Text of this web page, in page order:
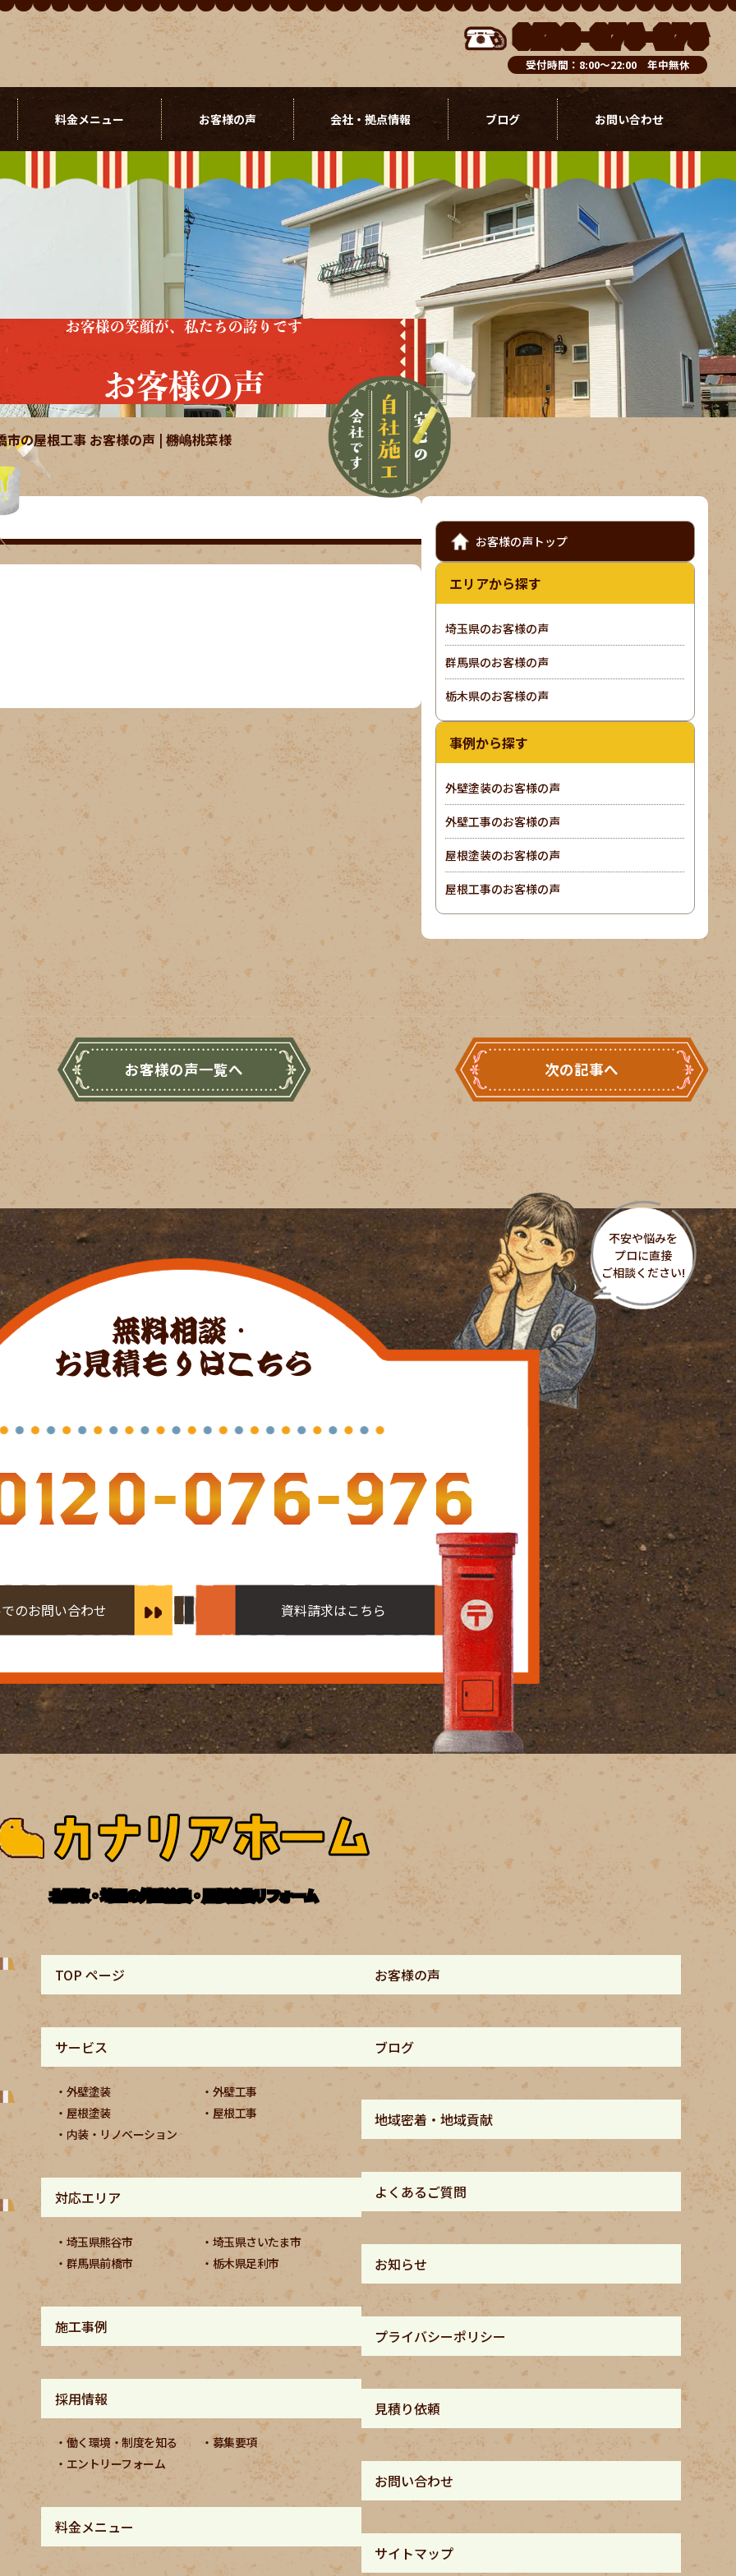
0120-076-976
受付時間：8:00～22:00 年中無休
料金メニュー お客様の声 会社・拠点情報 ブログ お問い合わせ
お客様の笑顔が、私たちの誇りです
お客様の声
市の屋根工事 お客様の声 | 橳嶋桃菜様
お客様の声トップ
エリアから探す
埼玉県のお客様の声
群馬県のお客様の声
栃木県のお客様の声
事例から探す
外壁塗装のお客様の声
外壁工事のお客様の声
屋根塗装のお客様の声
屋根工事のお客様の声
お客様の声一覧へ 次の記事へ
無料相談・
お見積もりはこちら
076-976
のお問い合わせ 資料請求はこちら
北関東・埼玉の外壁塗装・屋根塗装リフォーム
TOP ページ
サービス
外壁塗装
外壁工事
屋根塗装
屋根工事
内装・リノベーション
対応エリア
埼玉県熊谷市
埼玉県さいたま市
群馬県前橋市
栃木県足利市
施工事例
採用情報
働く環境・制度を知る
募集要項
エントリーフォーム
料金メニュー
お客様の声
ブログ
地域密着・地域貢献
よくあるご質問
お知らせ
プライバシーポリシー
見積り依頼
お問い合わせ
サイトマップ